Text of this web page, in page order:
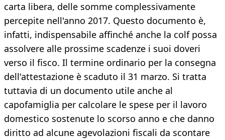
carta libera, delle somme complessivamente
percepite nell'anno 2017. Questo documento è,
infatti, indispensabile affinché anche la colf possa
assolvere alle prossime scadenze i suoi doveri
verso il fisco. Il termine ordinario per la consegna
dell'attestazione è scaduto il 31 marzo. Si tratta
tuttavia di un documento utile anche al
capofamiglia per calcolare le spese per il lavoro
domestico sostenute lo scorso anno e che danno
diritto ad alcune agevolazioni fiscali da scontare